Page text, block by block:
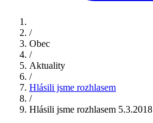
/
Obec
/
Aktuality
/
Hlásili jsme rozhlasem
/
Hlásili jsme rozhlasem 5.3.2018